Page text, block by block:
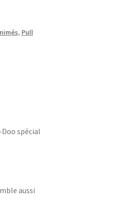
, Pull
Doo spécial
aussi